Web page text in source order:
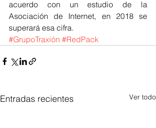
acuerdo con un estudio de la
Asociación de Internet, en 2018 se
superará esa cifra.
#GrupoTraxión #RedPack
Entradas recientes Ver todo